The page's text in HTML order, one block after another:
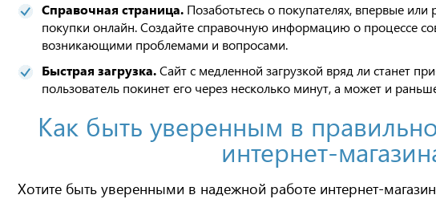
Справочная страница. Позаботьтесь о покупателях, впервые
покупки онлайн. Создайте справочную информацию о процессе
возникающими проблемами и вопросами.
Быстрая загрузка.Сайт с медленной загрузкой вряд ли станет
пользователь покинет его через несколько минут, а может и
Как быть уверенным в
интернет-
Хотите быть уверенными в надежной работе интернет-